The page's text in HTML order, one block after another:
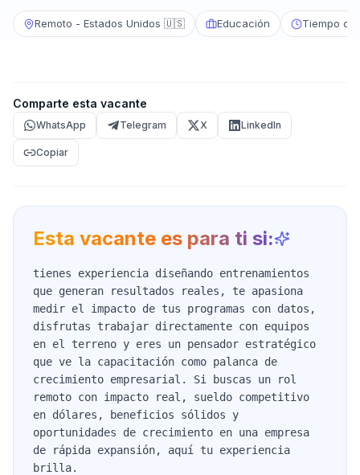
Remoto - Estados Unidos 🇺🇸 Educación Tiempo
Comparte esta vacante
WhatsApp Telegram X LinkedIn
Copiar
Esta vacante es para ti si:
tienes experiencia diseñando entrenamientos
que generan resultados reales, te apasiona
medir el impacto de tus programas con datos,
disfrutas trabajar directamente con equipos
en el terreno y eres un pensador estratégico
que ve la capacitación como palanca de
crecimiento empresarial. Si buscas un rol
remoto con impacto real, sueldo competitivo
en dólares, beneficios sólidos y
oportunidades de crecimiento en una empresa
de rápida expansión, aquí tu experiencia
brilla.